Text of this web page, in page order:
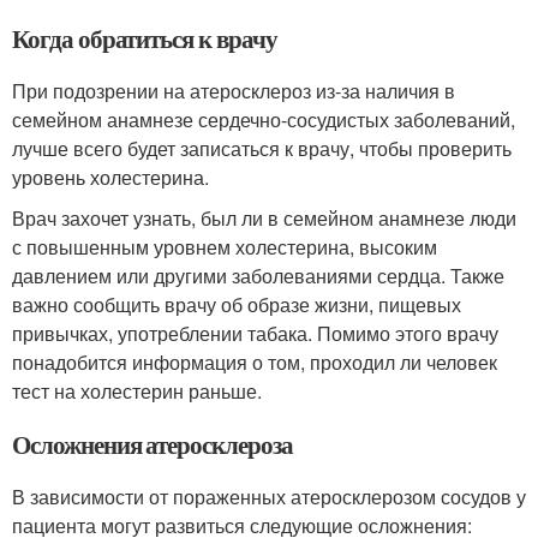
Когда обратиться к врачу
При подозрении на атеросклероз из-за наличия в
семейном анамнезе сердечно-сосудистых заболеваний,
лучше всего будет записаться к врачу, чтобы проверить
уровень холестерина.
Врач захочет узнать, был ли в семейном анамнезе люди
с повышенным уровнем холестерина, высоким
давлением или другими заболеваниями сердца. Также
важно сообщить врачу об образе жизни, пищевых
привычках, употреблении табака. Помимо этого врачу
понадобится информация о том, проходил ли человек
тест на холестерин раньше.
Осложнения атеросклероза
В зависимости от пораженных атеросклерозом сосудов у
пациента могут развиться следующие осложнения: